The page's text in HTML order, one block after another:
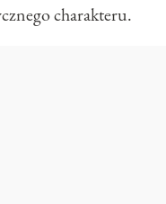
charakteru.